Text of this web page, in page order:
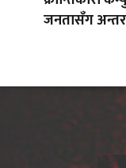
जनतासँग